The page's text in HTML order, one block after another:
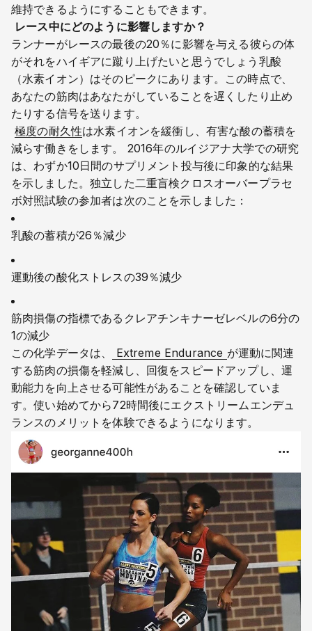
維持できるようにすることもできます。
レース中にどのように影響しますか？
ランナーがレースの最後の20％に影響を与える彼らの体
がそれをハイギアに蹴り上げたいと思うでしょう乳酸
（水素イオン）はそのピークにあります。この時点で、
あなたの筋肉はあなたがしていることを遅くしたり止め
たりする信号を送ります。
極度の耐久性は水素イオンを緩衝し、有害な酸の蓄積を
減らす働きをします。 2016年のルイジアナ大学での研究
は、わずか10日間のサプリメント投与後に印象的な結果
を示しました。独立した二重盲検クロスオーバープラセ
ボ対照試験の参加者は次のことを示しました：
乳酸の蓄積が26％減少
運動後の酸化ストレスの39％減少
筋肉損傷の指標であるクレアチンキナーゼレベルの6分の
1の減少
この化学データは、
Extreme Endurance が運動に関連
する筋肉の損傷を軽減し、回復をスピードアップし、運
動能力を向上させる可能性があることを確認していま
す。使い始めてから72時間後にエクストリームエンデュ
ランスのメリットを体験できるようになります。